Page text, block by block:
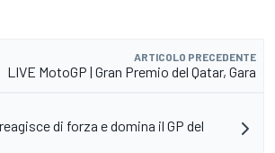
ARTICOLO PRECEDENTE
LIVE MotoGP | Gran Premio del Qatar, Gara
di forza e domina il GP del